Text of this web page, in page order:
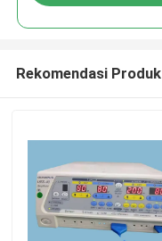
Rekomendasi Produk